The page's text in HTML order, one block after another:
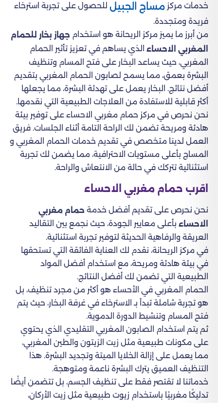
خدمات مركز مساج الجبيل للحصول على تجربة استرخاء
فريدة ومتجددة.
من أبرز ما يميز مركز الريحانة هو استخدام جهاز بخار للحمام
المغربي الاحساء الذي يساهم في تعزيز تأثير الحمام
المغربي، حيث يساعد البخار على فتح المسام وتنظيف
البشرة بعمق، مما يسمح لصابون الحمام المغربي بتقديم
أفضل نتائج. البخار يعمل على تهدئة البشرة، مما يجعلها
أكثر قابلية للاستفادة من العلاجات الطبيعية التي نقدمها.
نحن نحرص في مركز حمام مغربي الاحساء على توفير بيئة
هادئة ومريحة تضمن لك الراحة التامة أثناء الجلسات. فريق
العمل لدينا متخصص في تقديم خدمات الحمام المغربي و
المساج بأعلى مستويات الاحترافية، مما يضمن لك تجربة
استثنائية تتركك في حالة من الانتعاش والراحة.
اقرب حمام مغربي​ الاحساء
نحن نحرص على تقديم أفضل خدمة حمام مغربي
الاحساء بأعلى معايير الجودة، حيث نجمع بين التقاليد
العريقة والرفاهية الحديثة لتوفير تجربة استثنائية.
في مركز الريحانة، نقدم لك العناية الفائقة التي تستحقها
في بيئة هادئة ومريحة، مع استخدام أفضل المواد
الطبيعية التي تضمن لك أفضل النتائج.
الحمام المغربي في الأحساء هو أكثر من مجرد تنظيف، بل
هو تجربة شاملة تبدأ بـ الاسترخاء في غرفة البخار، حيث يتم
فتح المسام وتنشيط الدورة الدموية.
ثم يتم استخدام الصابون المغربي التقليدي الذي يحتوي
على مكونات طبيعية مثل زيت الزيتون والطين المغربي،
مما يعمل على إزالة الخلايا الميتة وتجديد البشرة. هذا
التنظيف العميق يترك البشرة ناعمة ومتوهجة.
خدماتنا لا تقتصر فقط على تنظيف الجسم، بل تتضمن أيضًا
تدليكًا مغربيًا باستخدام زيوت طبيعية مثل زيت الأركان،